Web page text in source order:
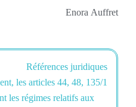
Enora Auffret
Références juridiques
les articles 44, 48, 135/1
les régimes relatifs aux